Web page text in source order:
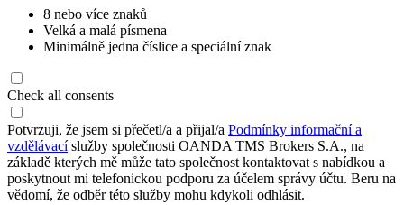
8 nebo více znaků
Velká a malá písmena
Minimálně jedna číslice a speciální znak
Check all consents
Potvrzuji, že jsem si přečetl/a a přijal/a Podmínky informační a
vzdělávacíslužby společnosti OANDA TMS Brokers S.A., na
základě kterých mě může tato společnost kontaktovat s nabídkou a
poskytnout mi telefonickou podporu za účelem správy účtu. Beru na
vědomí, že odběr této služby mohu kdykoli odhlásit.